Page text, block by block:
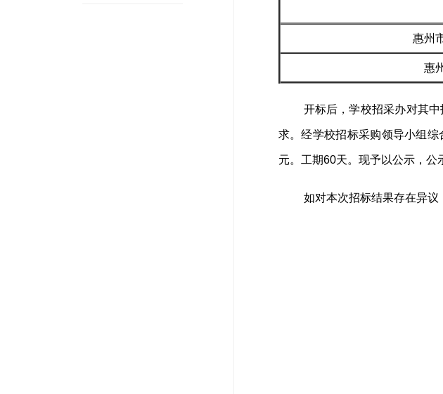
惠州
惠
开标后，学校招采办对其
求。经学校招标采购领导小组
元。工期60天。现予以公示，公
如对本次招标结果存在异议